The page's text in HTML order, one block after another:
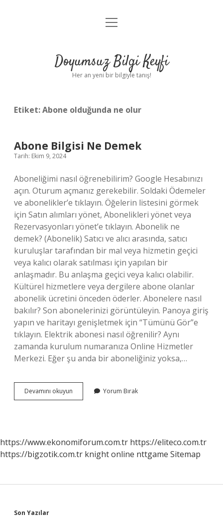
Anasayfa
Yasal Uyarı
menüyü
Doyumsuz Bilgi Keyfi
Her an yeni bir bilgiyle tanış!
Etiket:Abone olduğunda ne olur
Abone Bilgisi Ne Demek
Tarih: Ekim 9, 2024
Aboneliğimi nasıl öğrenebilirim? Google Hesabınızı
açın. Oturum açmanız gerekebilir. Soldaki Ödemeler
ve abonelikler’e tıklayın. Öğelerin listesini görmek
için Satın alımları yönet, Abonelikleri yönet veya
Rezervasyonları yönet’e tıklayın. Abonelik ne
demek? (Abonelik) Satıcı ve alıcı arasında, satıcı
kuruluşlar tarafından bir mal veya hizmetin geçici
veya kalıcı olarak satılması için yapılan bir
anlaşmadır. Bu anlaşma geçici veya kalıcı olabilir.
Kültürel hizmetlere veya dergilere abone olanlar
abonelik ücretini önceden öderler. Abonelere nasıl
bakılır? Son abonelerinizi görüntüleyin. Panoya giriş
yapın ve haritayı genişletmek için “Tümünü Gör”e
tıklayın. Elektrik abonesi nasıl öğrenilir? Aynı
zamanda kurulum numaranıza Online Hizmetler
Merkezi. Eğer şu anda bir aboneliğiniz yoksa,…
Devamını okuyun
Bilgisi
Yorum Bırak
https://www.ekonomiforum.com.tr https://eliteco.com.tr
https://bigzotik.com.tr knight online nttgame Sitemap
Son Yazılar